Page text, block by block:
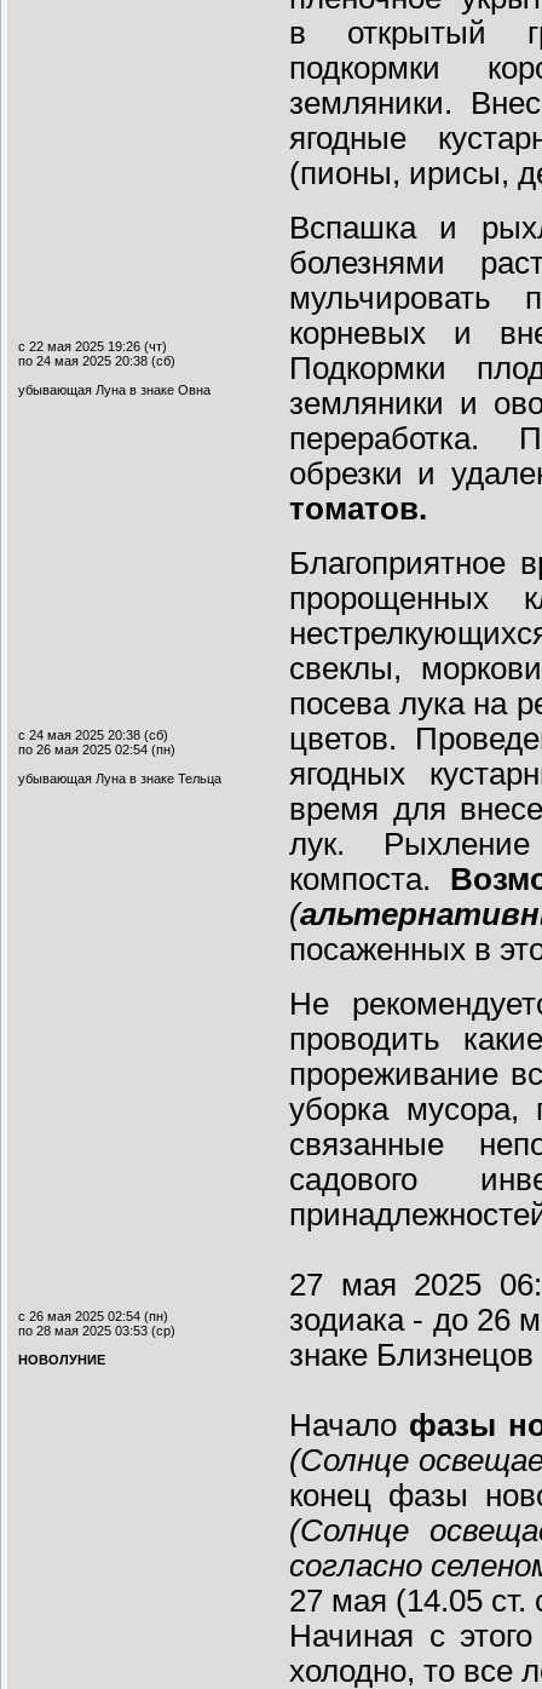
в открытый
подкормки
земляники.
ягодные
(пионы, ирисы,
с 22 мая 2025 19:26 (чт)
по 24 мая 2025 20:38 (сб)
убывающая Луна в знаке Овна
Вспашка и
болезнями
корневых и
Подкормки
земляники и
переработка.
обрезки и
томатов.
с 24 мая 2025 20:38 (сб)
по 26 мая 2025 02:54 (пн)
убывающая Луна в знаке Тельца
Благоприятное
пророщенных
свеклы,
посева лука на
цветов.
ягодных
время для
лук.
компоста.
(
посаженных в
с 26 мая 2025 02:54 (пн)
по 28 мая 2025 03:53 (ср)
НОВОЛУНИЕ
Не
проводить
прореживание
уборка мусора,
связанные
садового
27 мая 2025
зодиака - до 26
знаке
Начало фазы
(Солнце
конец фазы
(Солнце
согласно
27 мая (14.05 ст.
Начиная с
холодно, то все